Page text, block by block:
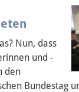
Nun, dass
und -
den
Bundestag